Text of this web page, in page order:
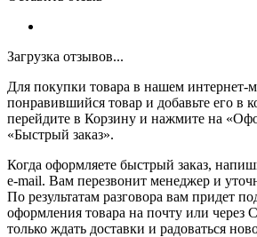
Загрузка отзывов...
Для покупки товара в нашем интернет-
понравившийся товар и добавьте его в
перейдите в Корзину и нажмите на
«Быстрый заказ».
Когда оформляете быстрый заказ,
e-mail. Вам перезвонит менеджер и
По результатам разговора вам придет
оформления товара на почту или через
только ждать доставки и радоваться